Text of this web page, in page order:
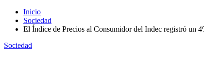
Inicio
Sociedad
El Índice de Precios al Consumidor del Indec registró un
Sociedad